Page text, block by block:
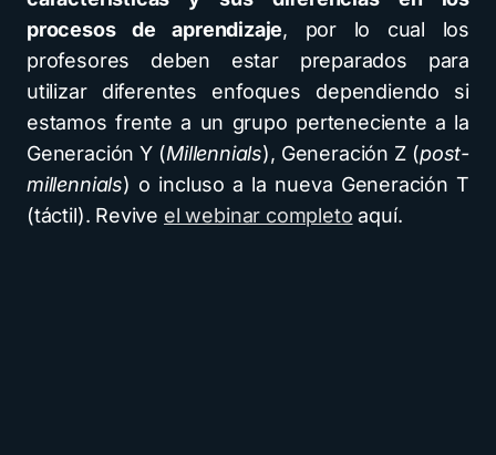
procesos de aprendizaje, por lo cual los
profesores deben estar preparados para
utilizar diferentes enfoques dependiendo si
estamos frente a un grupo perteneciente a la
Generación Y (Millennials), Generación Z (post-
millennials) o incluso a la nueva Generación T
(táctil). Revive el webinar completo aquí.